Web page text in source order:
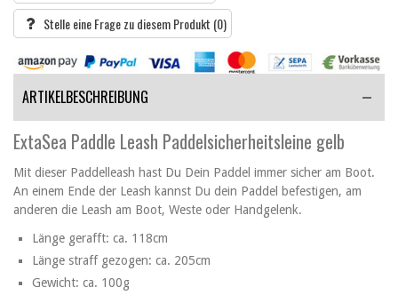
Stelle eine Frage zu diesem Produkt (0)
ARTIKELBESCHREIBUNG
ExtaSea Paddle Leash Paddelsicherheitsleine gelb
Mit dieser Paddelleash hast Du Dein Paddel immer sicher am Boot.
An einem Ende der Leash kannst Du dein Paddel befestigen, am
anderen die Leash am Boot, Weste oder Handgelenk.
Länge gerafft: ca. 118cm
Länge straff gezogen: ca. 205cm
Gewicht: ca. 100g